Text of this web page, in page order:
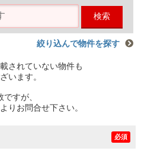
検索
絞り込んで物件を探す
されていない物件も
います。
ですが、
りお問合せ下さい。
必須